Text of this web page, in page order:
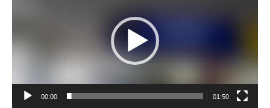
00:00 01:50